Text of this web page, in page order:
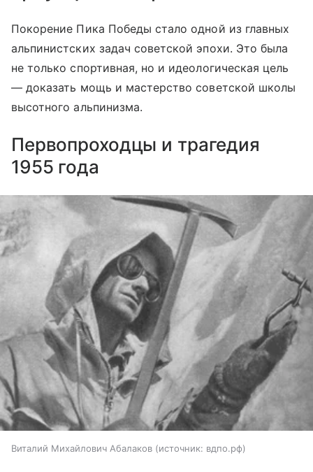
Покорение Пика Победы стало одной из главных
альпинистских задач советской эпохи. Это была
не только спортивная, но и идеологическая цель
— доказать мощь и мастерство советской школы
высотного альпинизма.
Первопроходцы и трагедия
1955 года
Виталий Михайлович Абалаков источник: вдпо.рф